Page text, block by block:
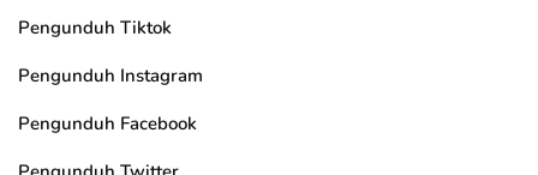
Pengunduh Tiktok
Pengunduh Instagram
Pengunduh Facebook